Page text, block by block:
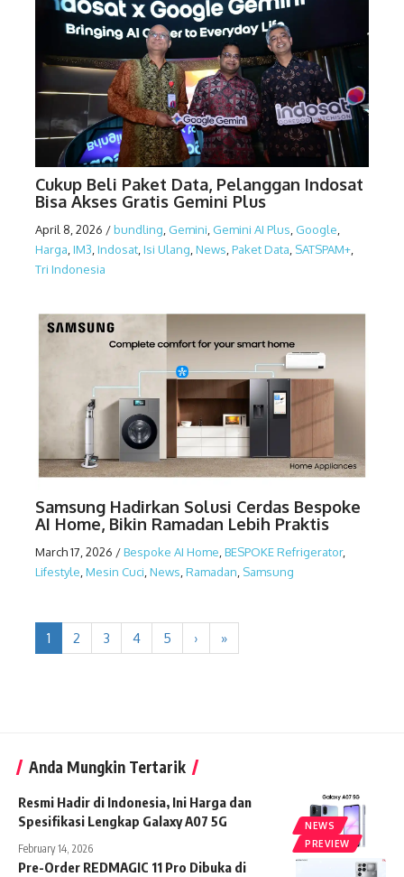
Cukup Beli Paket Data, Pelanggan Indosat
Bisa Akses Gratis Gemini Plus
April 8, 2026 /bundling, Gemini, Gemini AI Plus, Google,
Harga,IM3,Indosat,Isi Ulang,News,Paket Data, SATSPAM+,
Tri Indonesia
Samsung Hadirkan Solusi Cerdas Bespoke
AI Home, Bikin Ramadan Lebih Praktis
March 17, 2026 /Bespoke AI Home,BESPOKE Refrigerator,
Lifestyle,Mesin Cuci,News,Ramadan, Samsung
1 2 3 4 5 › »
Anda Mungkin Tertarik
NEWS
PREVIEW
Resmi Hadir di Indonesia, Ini Harga dan
Spesifikasi Lengkap Galaxy A07 5G
February 14, 2026
Pre-Order REDMAGIC 11 Pro Dibuka di